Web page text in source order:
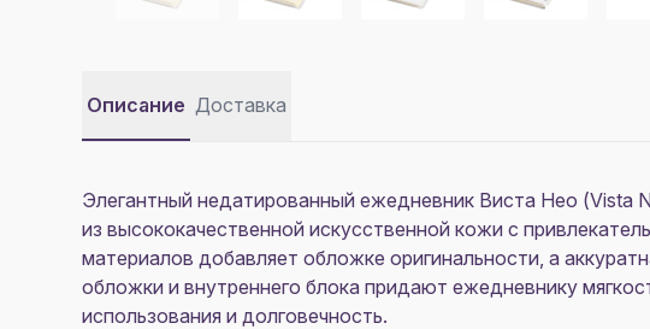
Описание Доставка
Элегантный недатированный ежедневник Виста Нео (Vista
из высококачественной искусственной кожи c
материалов добавляет обложке оригинальности, а
обложки и внутреннего блока придают ежедневнику
использования и долговечность.